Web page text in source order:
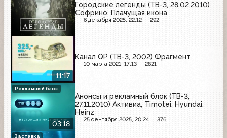
Городские легенды (ТВ-3, 28.02.2010)
Софрино. Плачущая икона
6 декабря 2025, 22:12 292
11:17
Канал QP (ТВ-3, 2002) Фрагмент
10 марта 2021, 17:13 2821
03:18
Анонсы и рекламный блок (ТВ-3,
27.11.2010) Активиа, Timotei, Hyundai,
Heinz
25 сентября 2025, 20:24 376
Рекламный блок
Заставка